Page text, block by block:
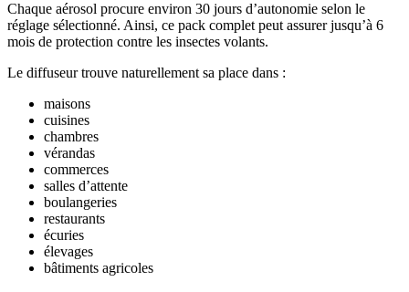
Chaque aérosol procure environ 30 jours d’autonomie selon le
réglage sélectionné. Ainsi, ce pack complet peut assurer jusqu’à 6
mois de protection contre les insectes volants.
Le diffuseur trouve naturellement sa place dans :
maisons
cuisines
chambres
vérandas
commerces
salles d’attente
boulangeries
restaurants
écuries
élevages
bâtiments agricoles